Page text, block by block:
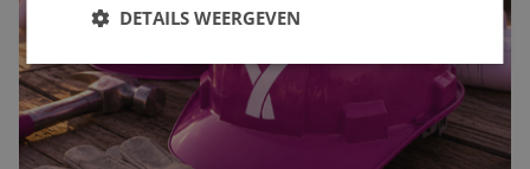
DETAILS WEERGEVEN